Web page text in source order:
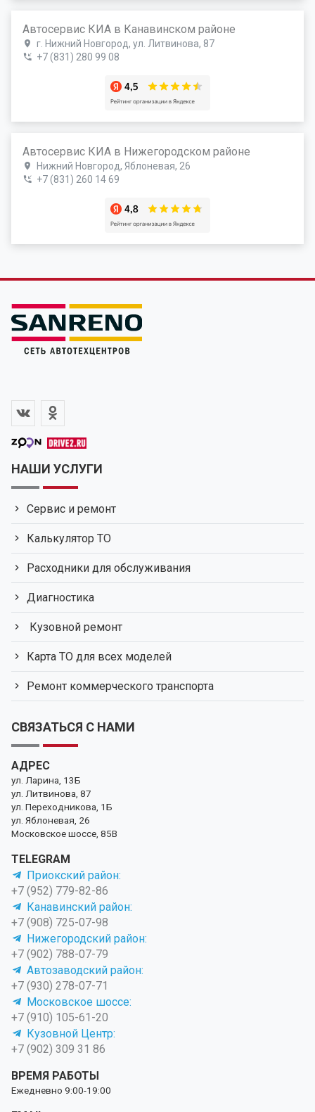
Автосервис КИА в Канавинском районе
г. Нижний Новгород, ул. Литвинова, 87
+7 (831) 280 99 08
Автосервис КИА в Нижегородском районе
Нижний Новгород, Яблоневая, 26
+7 (831) 260 14 69
НАШИ УСЛУГИ
Сервис и ремонт
Калькулятор ТО
Расходники для обслуживания
Диагностика
Кузовной ремонт
Карта ТО для всех моделей
Ремонт коммерческого транспорта
СВЯЗАТЬСЯ С НАМИ
АДРЕС
ул. Ларина, 13Б
ул. Литвинова, 87
ул. Переходникова, 1Б
ул. Яблоневая, 26
Московское шоссе, 85В
TELEGRAM
Приокский район:
+7 (952) 779-82-86
Канавинский район:
+7 (908) 725-07-98
Нижегородский район:
+7 (902) 788-07-79
Автозаводский район:
+7 (930) 278-07-71
Московское шоссе:
+7 (910) 105-61-20
Кузовной Центр:
+7 (902) 309 31 86
ВРЕМЯ РАБОТЫ
Ежедневно 9:00-19:00